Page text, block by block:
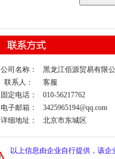
公司名称： 黑龙江佰源贸易有限
联系人：
客服
固定电话：
010-56217762
电子邮箱：
3425965194@qq.com
详细地址：
北京市东城区
以上信息由企业自行提供，该企